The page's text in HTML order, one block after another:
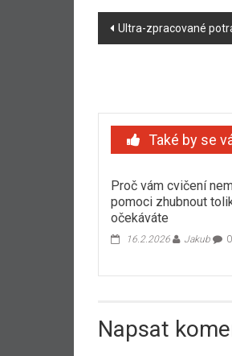
Navigace
Ultra-zpracované
Také by se
Proč vám cvičení
pomoci zhubnout
očekáváte
16.2.2026 Jakub 0
Napsat